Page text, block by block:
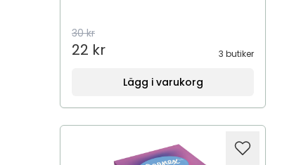
30 kr
22 kr 3 butiker
Lägg i varukorg